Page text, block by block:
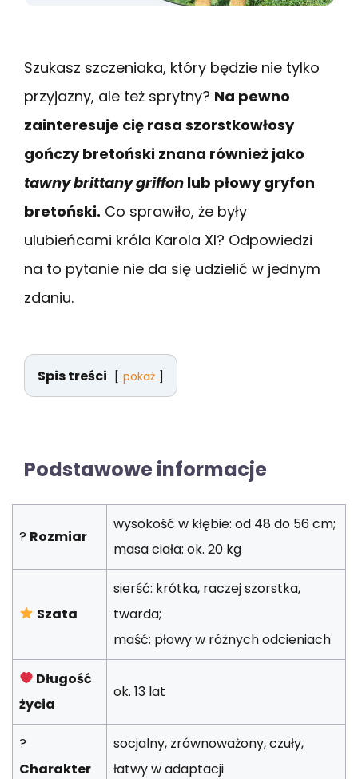
Szukasz szczeniaka, który będzie nie tylko
przyjazny, ale też sprytny? Na pewno
zainteresuje cię rasa szorstkowłosy
gończy bretoński znana również jako
tawny brittany griffon lub płowy gryfon
bretoński. Co sprawiło, że były
ulubieńcami króla Karola XI? Odpowiedzi
na to pytanie nie da się udzielić w jednym
zdaniu.
Spis treści pokaż
Podstawowe informacje
? Rozmiar
wysokość w kłębie: od 48 do 56 cm;
masa ciała: ok. 20 kg
Szata
sierść: krótka, raczej szorstka,
twarda;
maść: płowy w różnych odcieniach
Długość
życia
ok. 13 lat
?
Charakter
socjalny, zrównoważony, czuły,
łatwy w adaptacji